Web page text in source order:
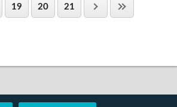
19 20 21